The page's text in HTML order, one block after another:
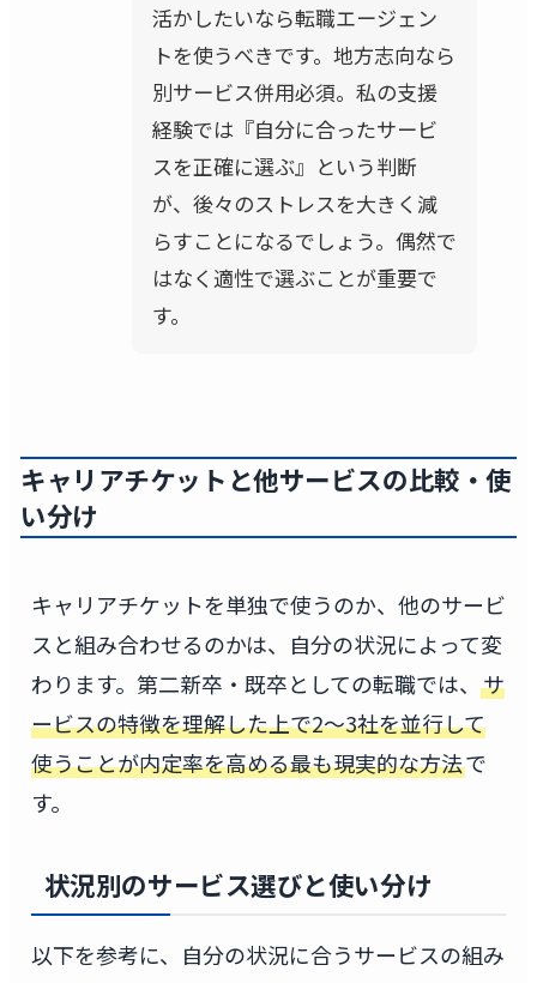
活かしたいなら転職エージェン
トを使うべきです。地方志向なら
別サービス併用必須。私の支援
経験では『自分に合ったサービ
スを正確に選ぶ』という判断
が、後々のストレスを大きく減
らすことになるでしょう。偶然で
はなく適性で選ぶことが重要で
す。
キャリアチケットと他サービスの比較・使
い分け
キャリアチケットを単独で使うのか、他のサービ
スと組み合わせるのかは、自分の状況によって変
わります。第二新卒・既卒としての転職では、 サ
ービスの特徴を理解した上で2〜3社を並行して
使うことが内定率を高める最も現実的な方法で
す。
状況別のサービス選びと使い分け
以下を参考に、自分の状況に合うサービスの組み